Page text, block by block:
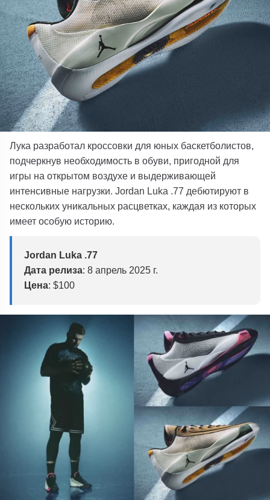
Лука разработал кроссовки для юных баскетболистов,
подчеркнув необходимость в обуви, пригодной для
игры на открытом воздухе и выдерживающей
интенсивные нагрузки. Jordan Luka .77 дебютируют в
нескольких уникальных расцветках, каждая из которых
имеет особую историю.
Jordan Luka .77
Дата релиза: 8 апрель 2025 г.
Цена: $100